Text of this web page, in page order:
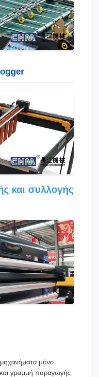
και συλλογής
μόνο
γραμμή παραγωγής